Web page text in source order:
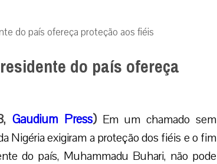
do país ofereça proteção aos fiéis
do país ofereça
Gaudium Press) Em um chamado sem
Nigéria exigiram a proteção dos fiéis e o fim
do país, Muhammadu Buhari, não pode